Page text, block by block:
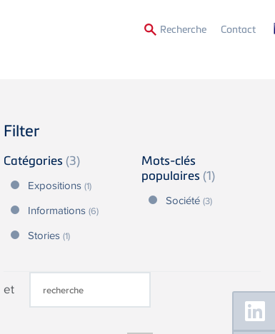
Recherche Contact
Filter
Catégories (3)
Expositions (1)
Informations (6)
Stories (1)
Mots-clés
populaires (1)
Société (3)
et Floating